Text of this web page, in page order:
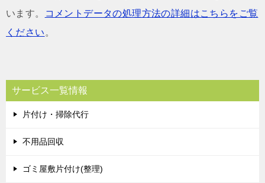
います。
コメントデータの処理方法の詳細はこちらをご覧
ください 。
サービス一覧情報
片付け・掃除代行
不用品回収
ゴミ屋敷片付け(整理)